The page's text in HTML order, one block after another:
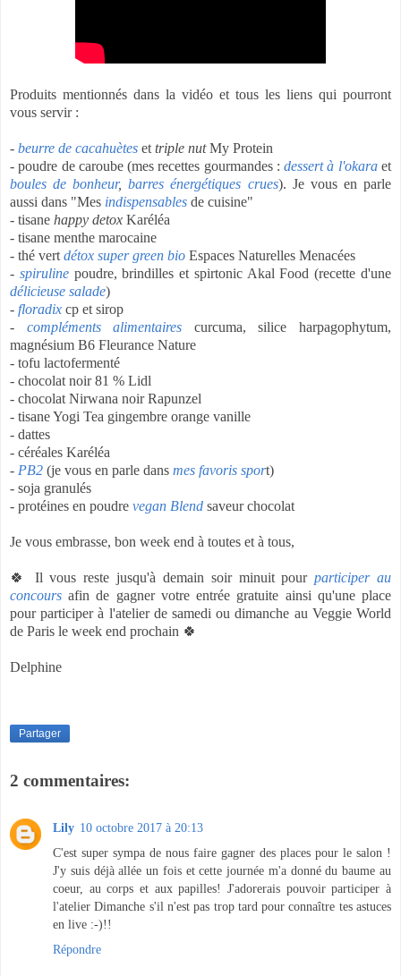
Produits mentionnés dans la vidéo et tous les liens qui pourront
vous servir :
- beurre de cacahuètes et triple nutMy Protein
- poudre de caroube (mes recettes gourmandes :dessert à l'okaraet
boules de bonheur,barres énergétiques crues). Je vous en parle
aussi dans "Mes indispensables de cuisine"
- tisane happy detox Karéléa
- tisane menthe marocaine
- thé vert détox super green bio Espaces Naturelles Menacées
- spiruline poudre, brindilles et spirtonic Akal Food (recette d'une
délicieuse salade)
- floradix cp et sirop
- compléments alimentaires curcuma, silice harpagophytum,
magnésium B6 Fleurance Nature
- tofu lactofermenté
- chocolat noir 81 % Lidl
- chocolat Nirwana noir Rapunzel
- tisane Yogi Tea gingembre orange vanille
- dattes
- céréales Karéléa
- PB2 (je vous en parle dans mes favoris sport)
- soja granulés
- protéines en poudre vegan Blend saveur chocolat
Je vous embrasse, bon week end à toutes et à tous,
🍀 Il vous reste jusqu'à demain soir minuit pourparticiper au
concours afin de gagner votre entrée gratuite ainsi qu'une place
pour participer à l'atelier de samedi ou dimanche au Veggie World
de Paris le week end prochain 🍀
Delphine
Partager
2 commentaires:
Lily 10 octobre 2017 à 20:13
C'est super sympa de nous faire gagner des places pour le salon !
J'y suis déjà allée un fois et cette journée m'a donné du baume au
coeur, au corps et aux papilles! J'adorerais pouvoir participer à
l'atelier Dimanche s'il n'est pas trop tard pour connaître tes astuces
en live :-)!!
Répondre